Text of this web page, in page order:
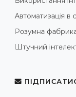
Автоматизація в
Розумна
Штучний